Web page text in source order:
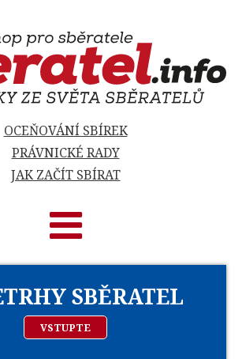
OCEŇOVÁNÍ SBÍREK
PRÁVNICKÉ RADY
JAK ZAČÍT SBÍRAT
SBĚRATEL
VSTUPTE